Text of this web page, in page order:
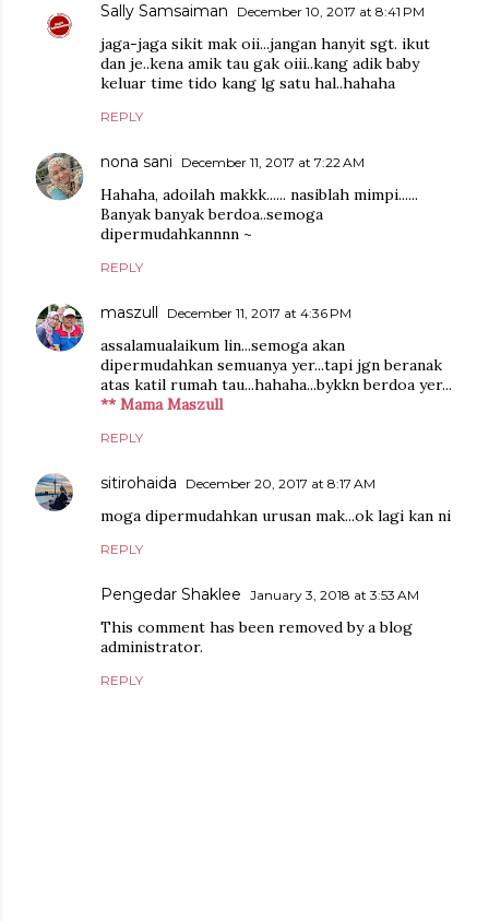
Sally Samsaiman December 10, 2017 at 8:41 PM
jaga-jaga sikit mak oii...jangan hanyit sgt. ikut
dan je..kena amik tau gak oiii..kang adik baby
keluar time tido kang lg satu hal..hahaha
REPLY
nona sani December 11, 2017 at 7:22 AM
Hahaha, adoilah makkk...... nasiblah mimpi......
Banyak banyak berdoa..semoga
dipermudahkannnn ~
REPLY
maszull December 11, 2017 at 4:36 PM
assalamualaikum lin...semoga akan
dipermudahkan semuanya yer...tapi jgn beranak
atas katil rumah tau...hahaha...bykkn berdoa yer...
** Mama Maszull
REPLY
sitirohaida December 20, 2017 at 8:17 AM
moga dipermudahkan urusan mak...ok lagi kan ni
REPLY
Pengedar Shaklee January 3, 2018 at 3:53 AM
This comment has been removed by a blog
administrator.
REPLY